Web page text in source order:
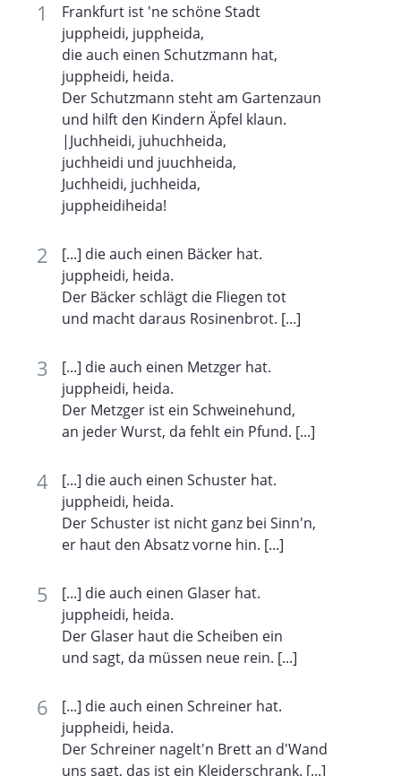
Frankfurt ist 'ne schöne Stadt
juppheidi, juppheida,
die auch einen Schutzmann hat,
juppheidi, heida.
Der Schutzmann steht am Gartenzaun
und hilft den Kindern Äpfel klaun.
|Juchheidi, juhuchheida,
juchheidi und juuchheida,
Juchheidi, juchheida,
juppheidiheida!
[...] die auch einen Bäcker hat.
juppheidi, heida.
Der Bäcker schlägt die Fliegen tot
und macht daraus Rosinenbrot. [...]
[...] die auch einen Metzger hat.
juppheidi, heida.
Der Metzger ist ein Schweinehund,
an jeder Wurst, da fehlt ein Pfund. [...]
[...] die auch einen Schuster hat.
juppheidi, heida.
Der Schuster ist nicht ganz bei Sinn'n,
er haut den Absatz vorne hin. [...]
[...] die auch einen Glaser hat.
juppheidi, heida.
Der Glaser haut die Scheiben ein
und sagt, da müssen neue rein. [...]
[...] die auch einen Schreiner hat.
juppheidi, heida.
Der Schreiner nagelt'n Brett an d'Wand
uns sagt, das ist ein Kleiderschrank. [...]